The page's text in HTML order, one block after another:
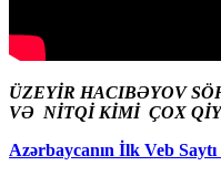
ÜZEYİR HACIBƏYOV
VƏ NİTQİ KİMİ ÇOX
Azərbaycanın İlk Veb Saytı